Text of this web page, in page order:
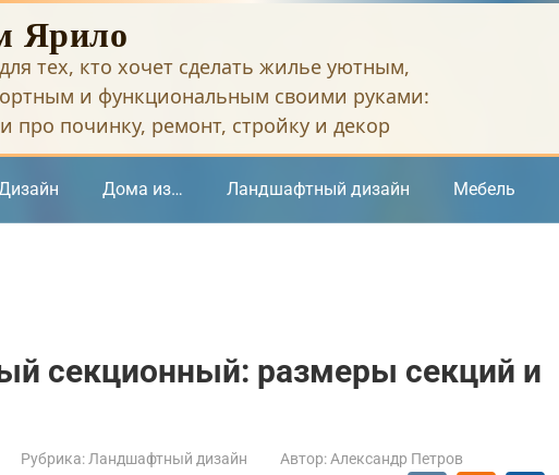
Ярило
тех, кто хочет сделать жилье уютным,
и функциональным своими руками:
про починку, ремонт, стройку и декор
Дома из… Ландшафтный дизайн Мебель
секционный: размеры секций и
Рубрика: Ландшафтный дизайн Автор: Александр Петров